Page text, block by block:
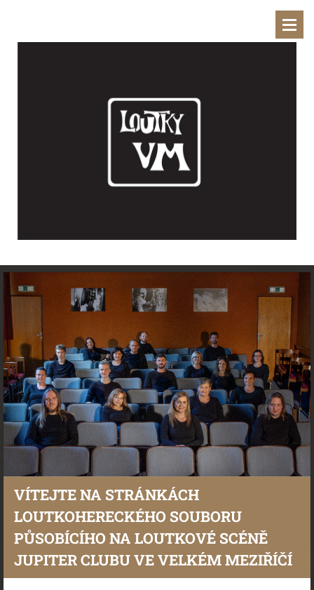
VÍTEJTE NA STRÁNKÁCH
LOUTKOHERECKÉHO SOUBORU
PŮSOBÍCÍHO NA LOUTKOVÉ SCÉNĚ
JUPITER CLUBU VE VELKÉM MEZIŘÍČÍ